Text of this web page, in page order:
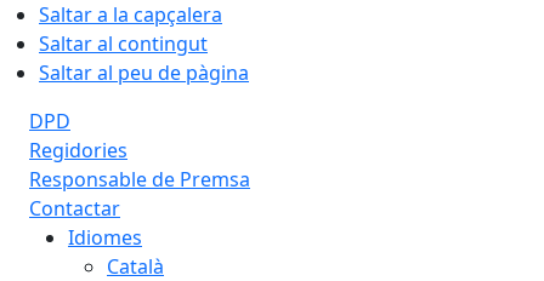
Saltar a la capçalera
Saltar al contingut
Saltar al peu de pàgina
DPD
Regidories
Responsable de Premsa
Contactar
Idiomes
Català